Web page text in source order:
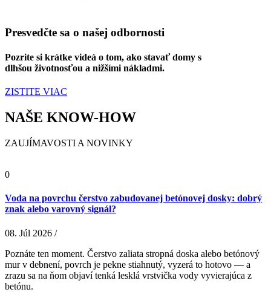
Presvedčte sa o našej odbornosti
Pozrite si krátke videá o tom, ako stavať domy s
dlhšou životnosťou a nižšími nákladmi.
ZISTITE VIAC
NAŠE KNOW-HOW
ZAUJÍMAVOSTI A NOVINKY
0
Voda na povrchu čerstvo zabudovanej betónovej dosky: dobrý
znak alebo varovný signál?
08. Júl 2026 /
Poznáte ten moment. Čerstvo zaliata stropná doska alebo betónový
mur v debnení, povrch je pekne stiahnutý, vyzerá to hotovo — a
zrazu sa na ňom objaví tenká lesklá vrstvička vody vyvierajúca z
betónu.